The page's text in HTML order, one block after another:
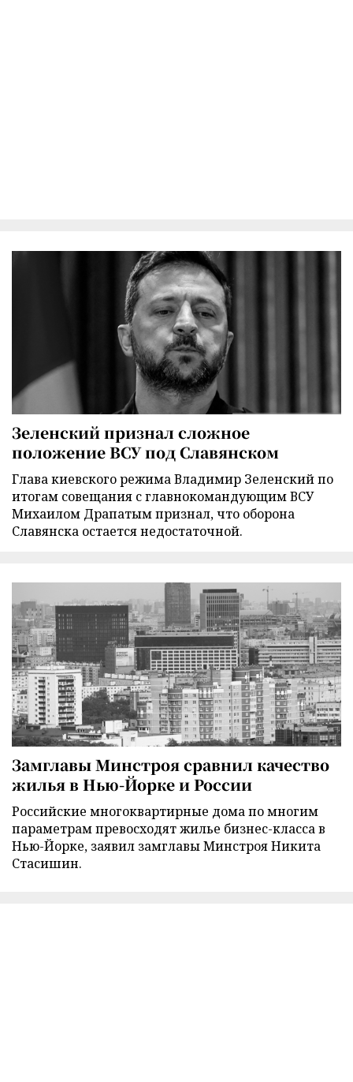
Зеленский признал сложное
положение ВСУ под Славянском
Глава киевского режима Владимир Зеленский по
итогам совещания с главнокомандующим ВСУ
Михаилом Драпатым признал, что оборона
Славянска остается недостаточной.
Замглавы Минстроя сравнил качество
жилья в Нью-Йорке и России
Российские многоквартирные дома по многим
параметрам превосходят жилье бизнес-класса в
Нью-Йорке, заявил замглавы Минстроя Никита
Стасишин.